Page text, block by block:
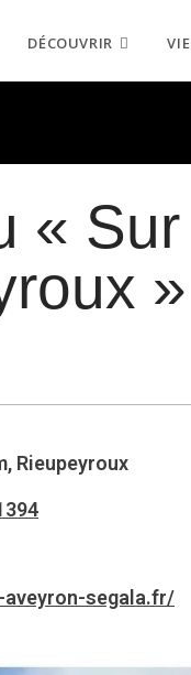
DÉCOUVRIR
«
»
Rieupeyroux
segala.fr/